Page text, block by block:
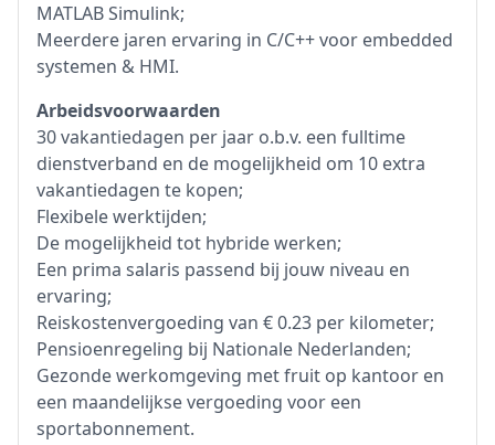
MATLAB Simulink;
Meerdere jaren ervaring in C/C++ voor embedded
systemen & HMI.
Arbeidsvoorwaarden
30 vakantiedagen per jaar o.b.v. een fulltime
dienstverband en de mogelijkheid om 10 extra
vakantiedagen te kopen;
Flexibele werktijden;
De mogelijkheid tot hybride werken;
Een prima salaris passend bij jouw niveau en
ervaring;
Reiskostenvergoeding van € 0.23 per kilometer;
Pensioenregeling bij Nationale Nederlanden;
Gezonde werkomgeving met fruit op kantoor en
een maandelijkse vergoeding voor een
sportabonnement.